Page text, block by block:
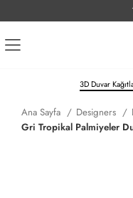
3D Duvar
Ana Sayfa Designers
Gri Tropikal Palmiyeler